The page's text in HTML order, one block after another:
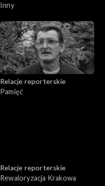
Inny
Relacje reporterskie
Pamięć
Relacje reporterskie
Rewaloryzacja Krakowa